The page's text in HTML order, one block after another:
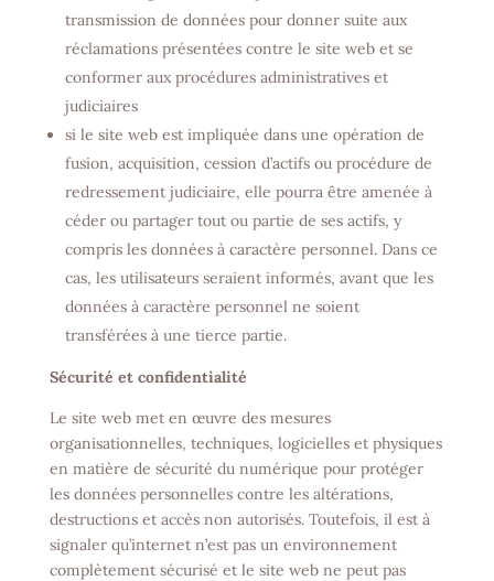
transmission de données pour donner suite aux
réclamations présentées contre le site web et se
conformer aux procédures administratives et
judiciaires
si le site web est impliquée dans une opération de
fusion, acquisition, cession d’actifs ou procédure de
redressement judiciaire, elle pourra être amenée à
céder ou partager tout ou partie de ses actifs, y
compris les données à caractère personnel. Dans ce
cas, les utilisateurs seraient informés, avant que les
données à caractère personnel ne soient
transférées à une tierce partie.
Sécurité et confidentialité
Le site web met en œuvre des mesures
organisationnelles, techniques, logicielles et physiques
en matière de sécurité du numérique pour protéger
les données personnelles contre les altérations,
destructions et accès non autorisés. Toutefois, il est à
signaler qu’internet n’est pas un environnement
complètement sécurisé et le site web ne peut pas